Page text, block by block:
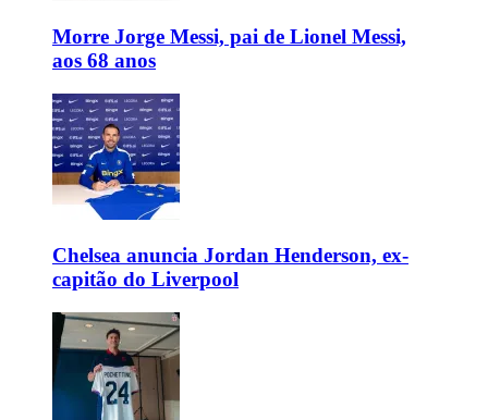
Morre Jorge Messi, pai de Lionel Messi,
aos 68 anos
Chelsea anuncia Jordan Henderson, ex-
capitão do Liverpool